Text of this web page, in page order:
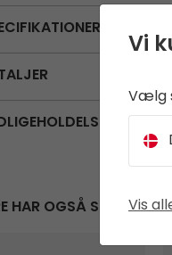
& BRUG
HAR OGSÅ SET
Vanddunk 10L
Vi
Vælg
Vis